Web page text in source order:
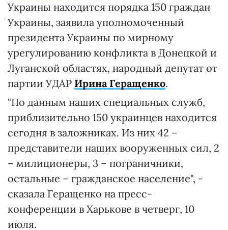
Украины находится порядка 150 граждан
Украины, заявила уполномоченный
президента Украины по мирному
урегулированию конфликта в Донецкой и
Луганской областях, народный депутат от
партии УДАР Ирина Геращенко.
"По данным наших специальных служб,
приблизительно 150 украинцев находится
сегодня в заложниках. Из них 42 –
представители наших вооруженных сил, 2
– милиционеры, 3 – пограничники,
остальные – гражданское население", -
сказала Геращенко на пресс-
конференции в Харькове в четверг, 10
июля.